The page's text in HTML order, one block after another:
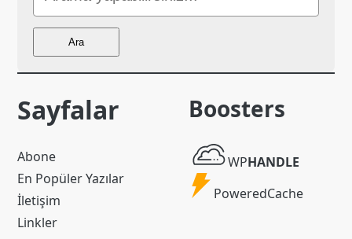
Ara
Ara
Sayfalar
Abone
En Popüler Yazılar
İletişim
Linkler
Boosters
WP
Handle
WPHANDLE
Powered
PoweredCache